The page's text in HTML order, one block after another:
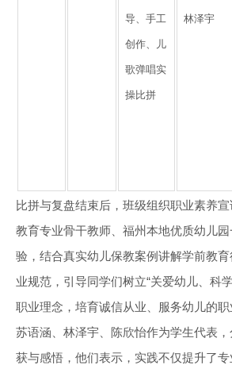
导、手工
创作、儿
歌弹唱实
操比拼
林泽宇
比拼与复盘结束后，班级组织职业素养
教育专业骨干教师、福州本地优质幼儿
验，结合真实幼儿保教案例讲解学前教
业规范，引导同学们树立“关爱幼儿、科
职业理念，培育诚信从业、服务幼儿的职
苏语涵、林泽宇、陈欣怡作为学生代表
获与感悟，他们表示，实践不仅提升了